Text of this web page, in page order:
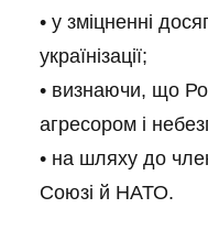
• у зміцненні
українізації;
• визнаючи, що
агресором і
• на шляху до
Союзі й НАТО.